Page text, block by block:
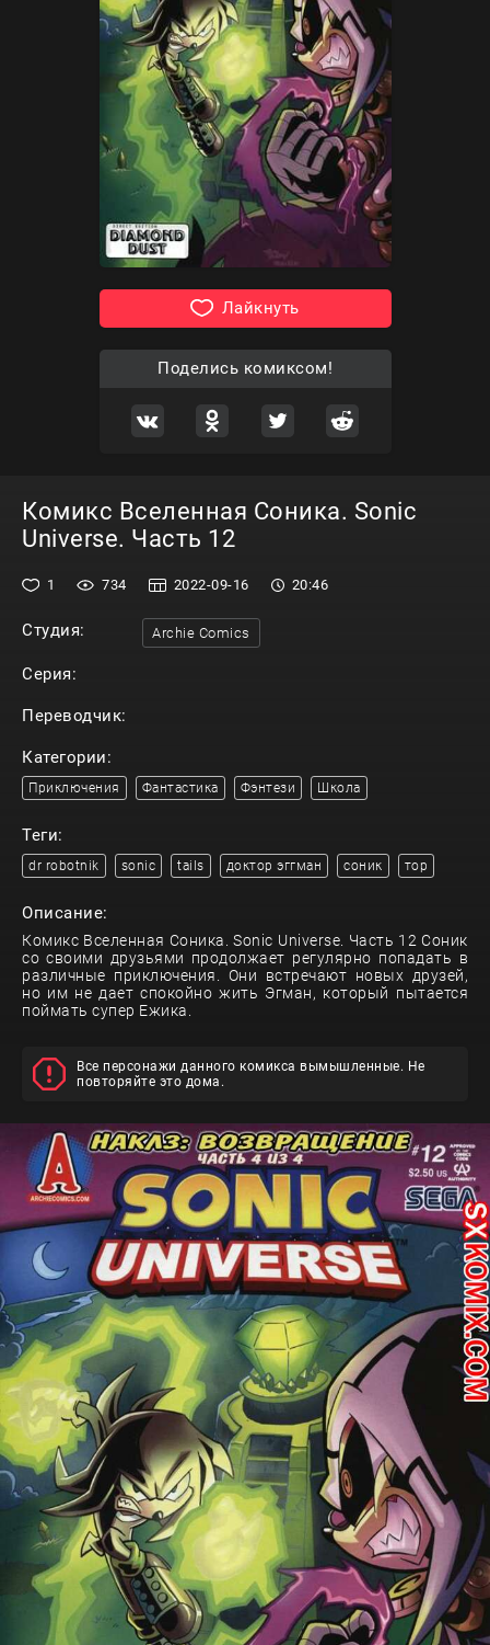
Лайкнуть
Поделись комиксом!
Комикс Вселенная Соника. Sonic
Universe. Часть 12
1 734 2022-09-16 20:46
Студия: Archie Comics
Серия:
Переводчик:
Категории:
Приключения Фантастика Фэнтези Школа
Теги:
dr robotnik sonic tails доктор эггман соник тор
Описание:
Комикс Вселенная Соника. Sonic Universe. Часть 12 Соник
со своими друзьями продолжает регулярно попадать в
различные приключения. Они встречают новых друзей,
но им не дает спокойно жить Эгман, который пытается
поймать супер Ежика.
Все персонажи данного комикса вымышленные. Не
повторяйте это дома.